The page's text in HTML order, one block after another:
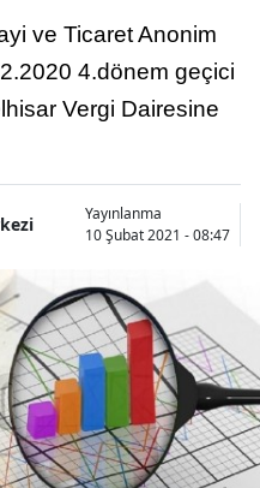
ve Ticaret Anonim
4.dönem geçici
Vergi Dairesine
Yayınlanma
10 Şubat 2021 - 08:47